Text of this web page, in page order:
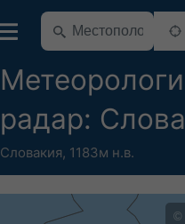
радар:
Словакия, 1183м н.в.
©